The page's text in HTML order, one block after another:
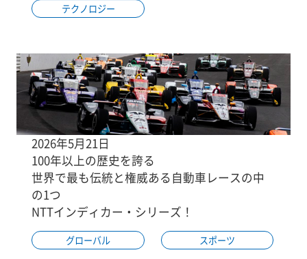
テクノロジー
2026年5月21日
100年以上の歴史を誇る
世界で最も伝統と権威ある自動車レースの中
の1つ
NTTインディカー・シリーズ！
グローバル スポーツ